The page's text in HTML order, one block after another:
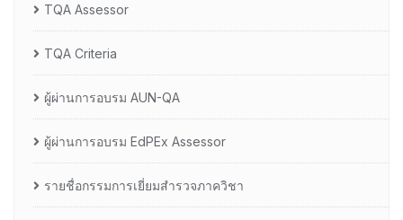
TQA Assessor
TQA Criteria
ผู้ผ่านการอบรม AUN-QA
ผู้ผ่านการอบรม EdPEx Assessor
รายชื่อกรรมการเยี่ยมสำรวจภาควิชา